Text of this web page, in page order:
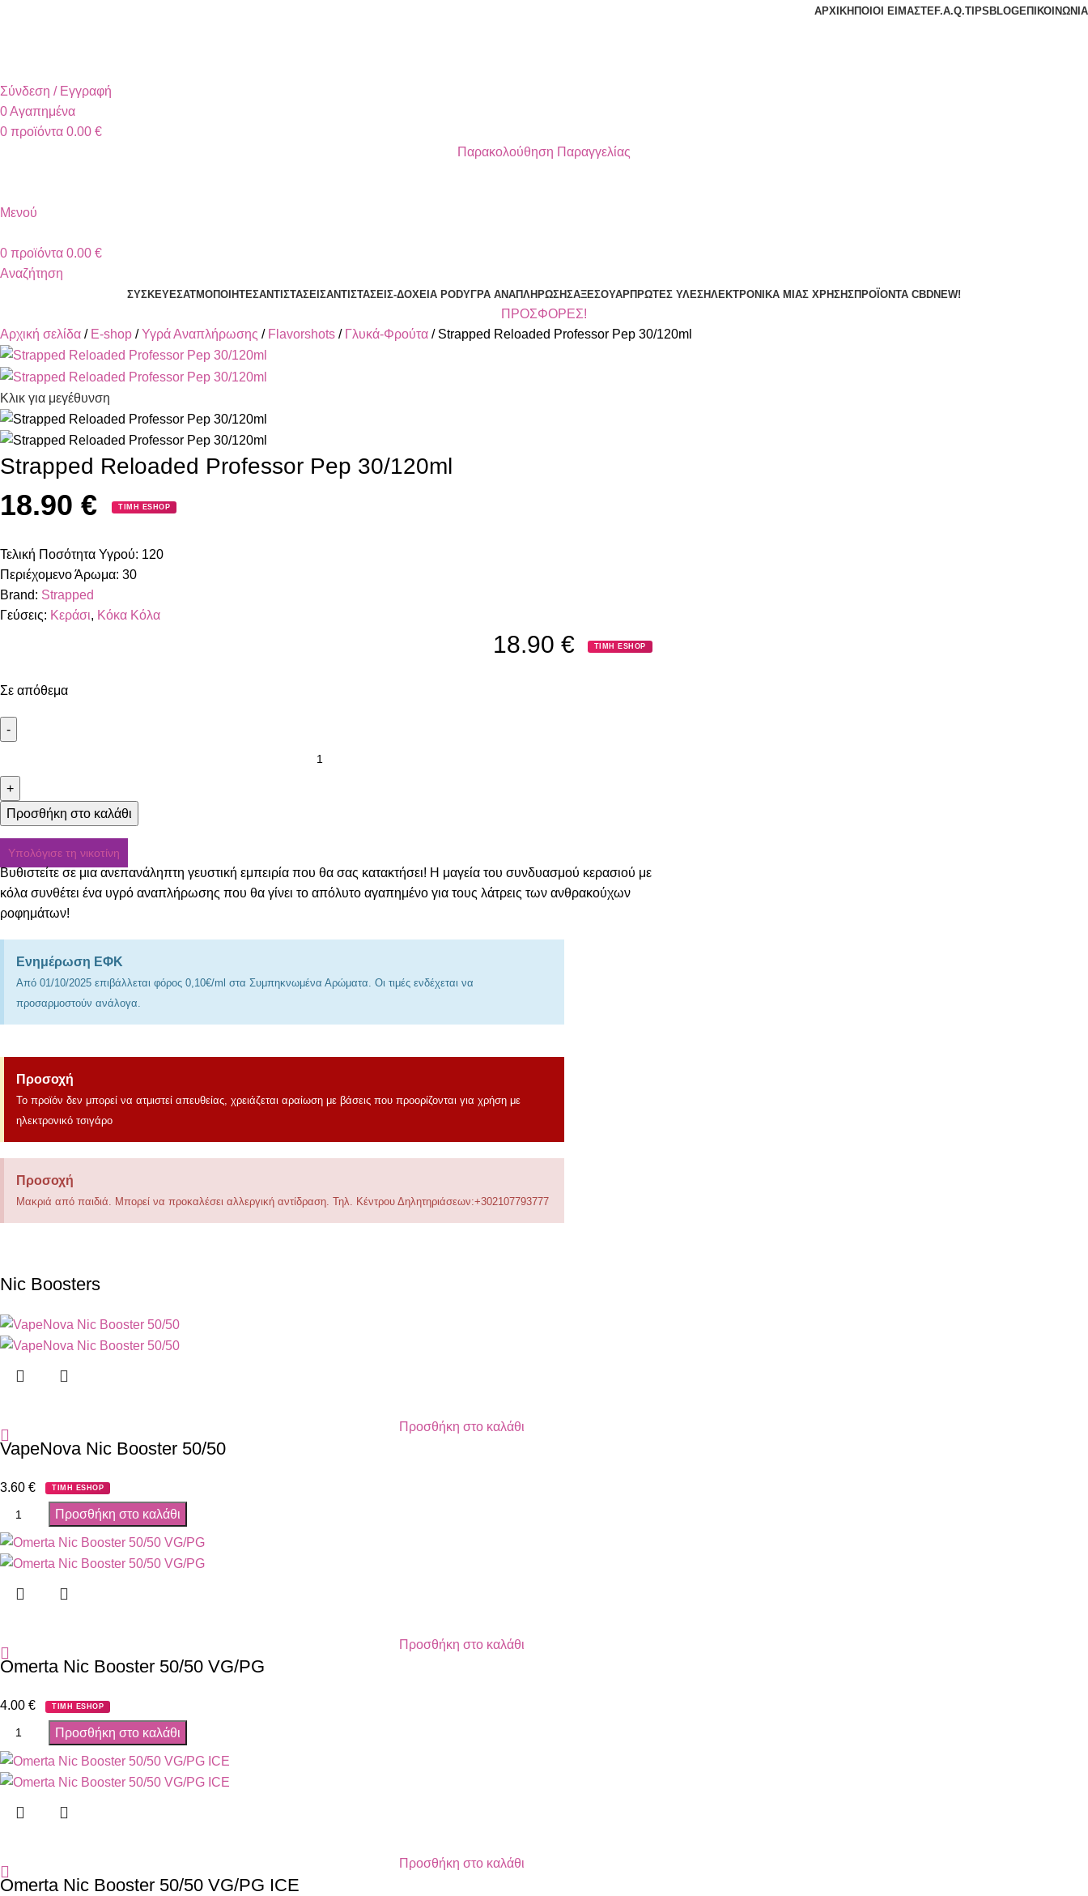
ΑΡΧΙΚΉ ΠΟΙΟΙ ΕΊΜΑΣΤΕF.A.Q.TIPS BLOGΕΠΙΚΟΙΝΩΝΊΑ
Σύνδεση / Εγγραφή
0Αγαπημένα
0 προϊόντα 0.00 €
Παρακολούθηση Παραγγελίας
Μενού
0 προϊόντα 0.00 €
Αναζήτηση
ΣΥΣΚΕΥΈΣΑΤΜΟΠΟΙΗΤΈΣΑΝΤΙΣΤΆΣΕΙΣΑΝΤΙΣΤΆΣΕΙΣ-ΔΟΧΕΊΑ PODΥΓΡΆ ΑΝΑΠΛΉΡΩΣΗΣΑΞΕΣΟΥΆΡΠΡΏΤΕΣ ΎΛΕΣΗΛΕΚΤΡΟΝΙΚΆ ΜΙΑΣ ΧΡΉΣΗΣΠΡΟΪΌΝΤΑ CBDNEW!
ΠΡΟΣΦΟΡΕΣ!
Αρχική σελίδα
E-shop Υγρά Αναπλήρωσης Flavorshots Γλυκά-Φρούτα Strapped Reloaded Professor Pep 30/120ml
Κλικ για μεγέθυνση
Strapped Reloaded Professor Pep 30/120ml
18.90 € ΤΙΜΗ ESHOP
Τελική Ποσότητα Υγρού: 120
Περιέχομενο Άρωμα: 30
Brand: Strapped
Γεύσεις: Κεράσι, Κόκα Κόλα
18.90 € ΤΙΜΗ ESHOP
Σε απόθεμα
Προσθήκη στο καλάθι
Υπολόγισε τη νικοτίνη
Βυθιστείτε σε μια ανεπανάληπτη γευστική εμπειρία που θα σας κατακτήσει! Η μαγεία του συνδυασμού κερασιού με
κόλα συνθέτει ένα υγρό αναπλήρωσης που θα γίνει το απόλυτο αγαπημένο για τους λάτρεις των ανθρακούχων
ροφημάτων!
Ενημέρωση ΕΦΚ
Από 01/10/2025 επιβάλλεται φόρος 0,10€/ml στα Συμπηκνωμένα Αρώματα. Οι τιμές ενδέχεται να
προσαρμοστούν ανάλογα.
Προσοχή
Το προϊόν δεν μπορεί να ατμιστεί απευθείας, χρειάζεται αραίωση με βάσεις που προορίζονται για χρήση με
ηλεκτρονικό τσιγάρο
Προσοχή
Μακριά από παιδιά. Μπορεί να προκαλέσει αλλεργική αντίδραση. Τηλ. Κέντρου Δηλητηριάσεων:+302107793777
Nic Boosters
Προσθήκη στο καλάθι
VapeNova Nic Booster 50/50
3.60 € ΤΙΜΗ ESHOP
Προσθήκη στο καλάθι
Προσθήκη στο καλάθι
Omerta Nic Booster 50/50 VG/PG
4.00 € ΤΙΜΗ ESHOP
Προσθήκη στο καλάθι
Προσθήκη στο καλάθι
Omerta Nic Booster 50/50 VG/PG ICE